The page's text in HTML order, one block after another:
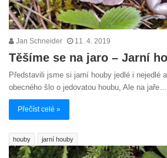
Jan Schneider 11. 4. 2019
Těšíme se na jaro – Jarní
Představili jsme si jarní houby jedlé i nejedlé
obecného šlo o jedovatou houbu, Ale na jaře…
Přečíst celé »
houby jarní houby